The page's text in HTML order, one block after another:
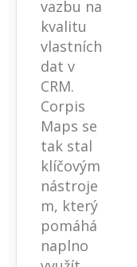
vazbu na
kvalitu
vlastních
dat v
CRM.
Corpis
Maps se
tak stal
klíčovým
nástroje
m, který
pomáhá
naplno